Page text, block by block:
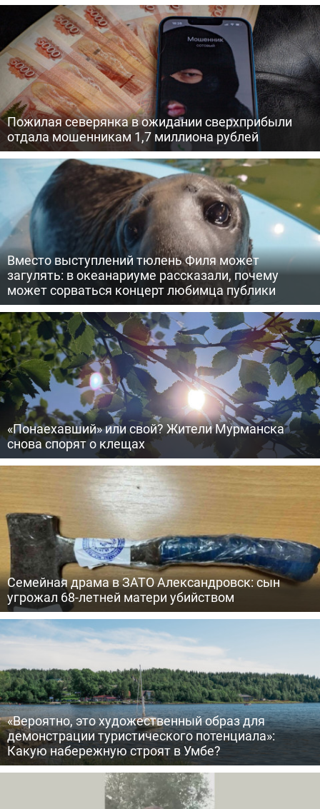
Пожилая северянка в ожидании сверхприбыли
отдала мошенникам 1,7 миллиона рублей
Вместо выступлений тюлень Филя может
загулять: в океанариуме рассказали, почему
может сорваться концерт любимца публики
«Понаехавший» или свой? Жители Мурманска
снова спорят о клещах
Семейная драма в ЗАТО Александровск: сын
угрожал 68-летней матери убийством
«Вероятно, это художественный образ для
демонстрации туристического потенциала»:
Какую набережную строят в Умбе?